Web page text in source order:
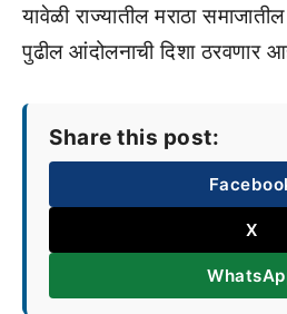
यावेळी राज्यातील मराठा
पुढील आंदोलनाची दिशा ठरवणार
Share this post:
X